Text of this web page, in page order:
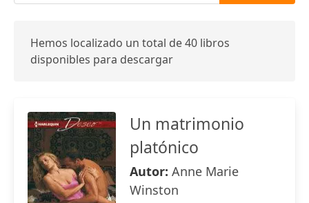
Hemos localizado un total de 40 libros
disponibles para descargar
Un matrimonio
platónico
Autor: Anne Marie
Winston